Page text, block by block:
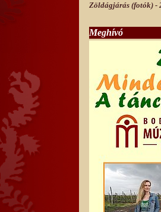
Zöldágjárás (fotók) -
Meghívó